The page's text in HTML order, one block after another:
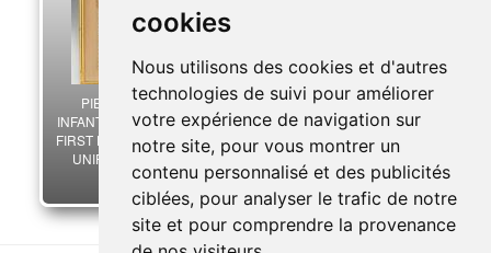
cookies
Nous utilisons des cookies et d'autres
technologies de suivi pour améliorer
votre expérience de navigation sur
notre site, pour vous montrer un
contenu personnalisé et des publicités
ciblées, pour analyser le trafic de notre
site et pour comprendre la provenance
PIERRE BENIGNI -
INFANTRY GRENADIER IN
FIRST EMPIRE CAMPAIGN
UNIFORM: watercolor
drawing, Early 20th
Century. 32902
350,00 €